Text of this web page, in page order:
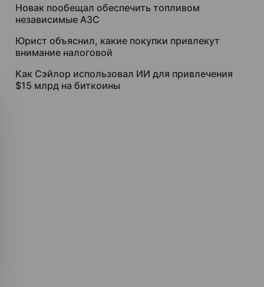
Новак пообещал обеспечить топливом
независимые АЗС
Юрист объяснил, какие покупки привлекут
внимание налоговой
Как Сэйлор использовал ИИ для привлечения
$15 млрд на биткоины